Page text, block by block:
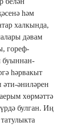
һәм
халкында,
дәвам
гореф-
буыннан-
һәрвакыт
әти-әниләрен
хөрмәттә
булган. Иң